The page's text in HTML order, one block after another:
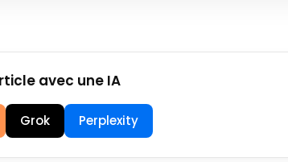
avec une IA
Grok Perplexity